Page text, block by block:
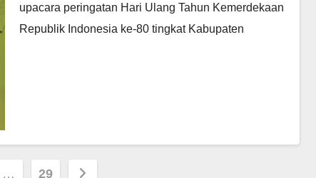
upacara peringatan Hari Ulang Tahun Kemerdekaan
Republik Indonesia ke-80 tingkat Kabupaten
… 29